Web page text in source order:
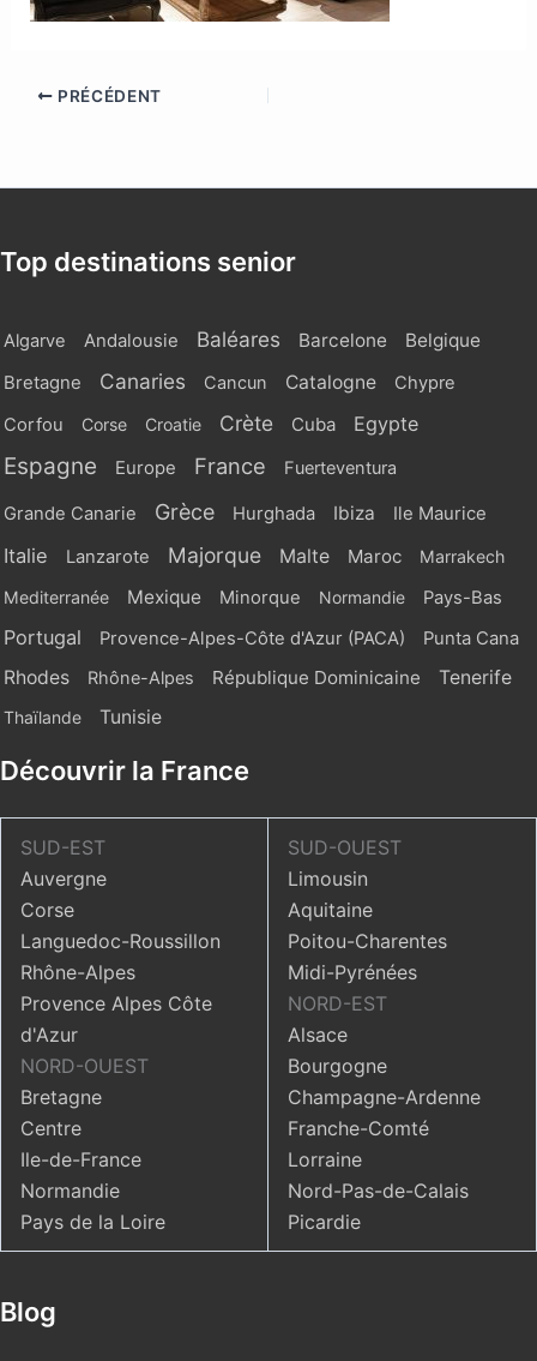
PRÉCÉDENT
Top destinations senior
Algarve Andalousie Baléares Barcelone Belgique
Bretagne Canaries Cancun Catalogne
Chypre
Corfou
Corse Croatie Crète Cuba Egypte
Espagne Europe France Fuerteventura
Grande Canarie Grèce Hurghada Ibiza Ile Maurice
Italie Lanzarote Majorque Malte Maroc
Marrakech
Mediterranée
Mexique Minorque Normandie Pays-Bas
Portugal Provence-Alpes-Côte d'Azur (PACA) Punta Cana
Rhodes Rhône-Alpes République Dominicaine Tenerife
Thaïlande Tunisie
Découvrir la France
SUD-EST
Auvergne
Corse
Languedoc-Roussillon
Rhône-Alpes
Provence Alpes Côte
d'Azur
NORD-OUEST
Bretagne
Centre
Ile-de-France
Normandie
Pays de la Loire
SUD-OUEST
Limousin
Aquitaine
Poitou-Charentes
Midi-Pyrénées
NORD-EST
Alsace
Bourgogne
Champagne-Ardenne
Franche-Comté
Lorraine
Nord-Pas-de-Calais
Picardie
Blog